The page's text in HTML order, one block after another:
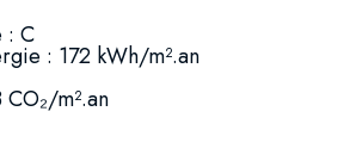
: C
: 172 kWh/m².an
CO₂/m².an